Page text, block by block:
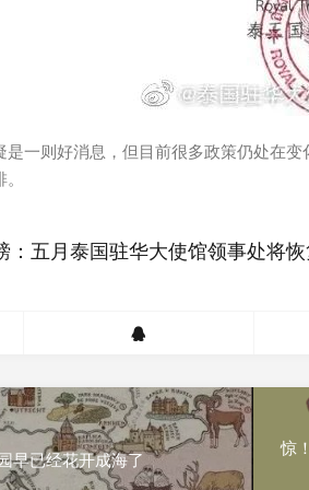
一则好消息，但目前很多政策仍处在
：五月泰国驻华大使馆领事处将
早已经花开成海了
惊